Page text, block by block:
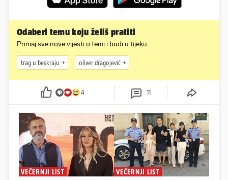
Odaberi temu koju želiš pratiti
Primaj sve nove vijesti o temi i budi u tijeku
trag u beskraju oliver dragojević
4 11